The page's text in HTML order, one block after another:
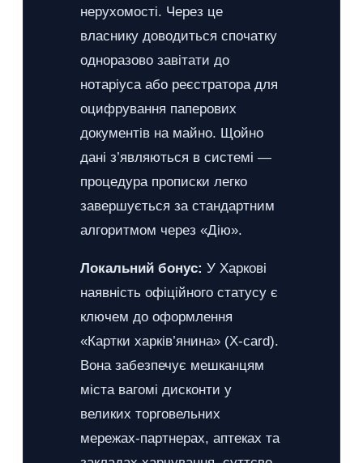
нерухомості. Через це
власнику доводиться спочатку
одноразово завітати до
нотаріуса або реєстратора для
оцифрування паперових
документів на майно. Щойно
дані з’являються в системі —
процедура прописки легко
завершується за стандартним
алгоритмом через «Дію».
Локальний бонус: У Харкові
наявність офіційного статусу є
ключем до оформлення
«Картки харків’янина» (X-card).
Вона забезпечує мешканцям
міста вагомі дисконти у
великих торговельних
мережах-партнерах, аптеках та